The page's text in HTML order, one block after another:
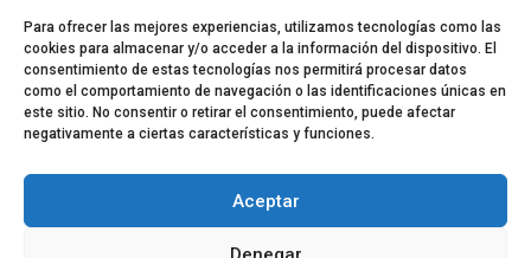
Para ofrecer las mejores experiencias, utilizamos tecnologías como las
cookies para almacenar y/o acceder a la información del dispositivo. El
consentimiento de estas tecnologías nos permitirá procesar datos
como el comportamiento de navegación o las identificaciones únicas en
este sitio. No consentir o retirar el consentimiento, puede afectar
negativamente a ciertas características y funciones.
Aceptar
Equipo EPDLT Contacto